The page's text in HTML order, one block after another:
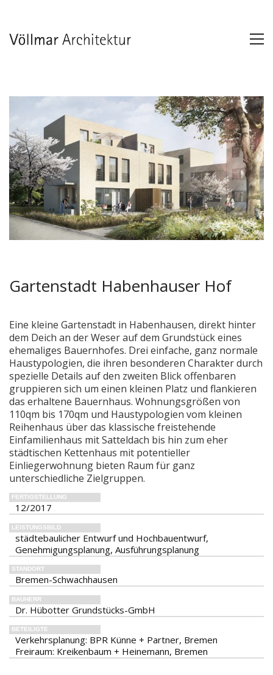
Gartenstadt Habenhauser Hof
Eine kleine Gartenstadt in Habenhausen, direkt hinter
dem Deich an der Weser auf dem Grundstück eines
ehemaliges Bauernhofes. Drei einfache, ganz normale
Haustypologien, die ihren besonderen Charakter durch
spezielle Details auf den zweiten Blick offenbaren
gruppieren sich um einen kleinen Platz und flankieren
das erhaltene Bauernhaus. Wohnungsgrößen von
110qm bis 170qm und Haustypologien vom kleinen
Reihenhaus über das klassische freistehende
Einfamilienhaus mit Satteldach bis hin zum eher
städtischen Kettenhaus mit potentieller
Einliegerwohnung bieten Raum für ganz
unterschiedliche Zielgruppen.
FERTIGSTELLUNG
12/2017
LEISTUNGSBILD
städtebaulicher Entwurf und Hochbauentwurf,
Genehmigungsplanung, Ausführungsplanung
STANDORT
Bremen-Schwachhausen
BAUHERR
Dr. Hübotter Grundstücks-GmbH
BETEILIGTE
Verkehrsplanung: BPR Künne + Partner, Bremen
Freiraum: Kreikenbaum + Heinemann, Bremen